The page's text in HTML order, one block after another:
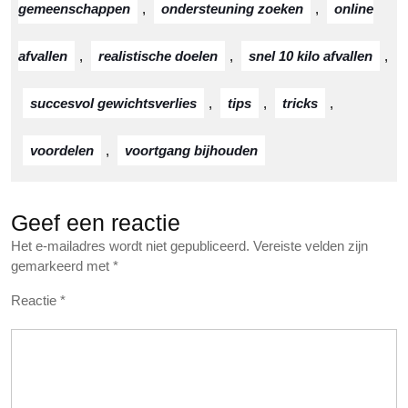
gemeenschappen , ondersteuning zoeken , online
afvallen , realistische doelen , snel 10 kilo afvallen ,
succesvol gewichtsverlies , tips , tricks ,
voordelen , voortgang bijhouden
Geef een reactie
Het e-mailadres wordt niet gepubliceerd. Vereiste velden zijn
gemarkeerd met *
Reactie *